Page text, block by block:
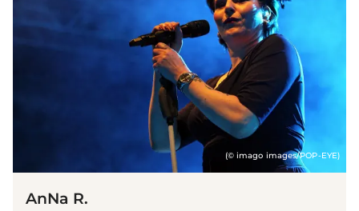
(© imago images/POP-EYE)
AnNa R.